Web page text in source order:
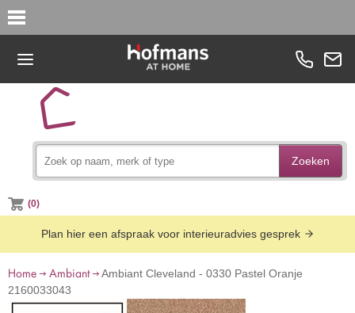
Zoeken
(0)
Plan hier een afspraak voor interieuradvies gesprek
Home Ambiant
Ambiant Cleveland - 0330 Pastel Oranje
2160033043